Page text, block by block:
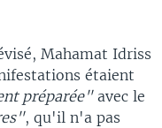
Mahamat Idriss
étaient
préparée"avec le
, qu'il n'a pas